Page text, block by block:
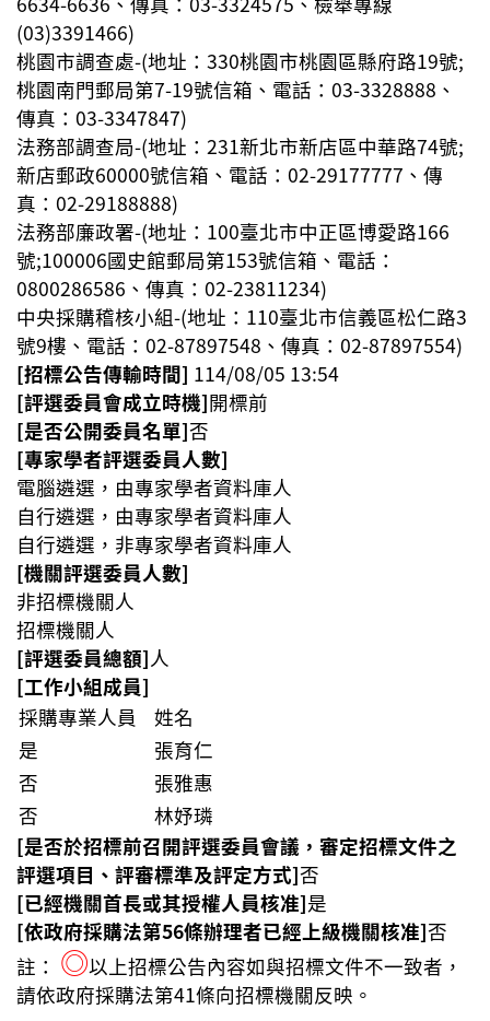
(03)3391466)
桃園市調查處-(地址：330桃園市桃園區縣府路19號;
桃園南門郵局第7-19號信箱、電話：03-3328888、
傳真：03-3347847)
法務部調查局-(地址：231新北市新店區中華路74號;
新店郵政60000號信箱、電話：02-29177777、傳
真：02-29188888)
法務部廉政署-(地址：100臺北市中正區博愛路166
號;100006國史館郵局第153號信箱、電話：
0800286586、傳真：02-23811234)
中央採購稽核小組-(地址：110臺北市信義區松仁路3
號9樓、電話：02-87897548、傳真：02-87897554)
[招標公告傳輸時間] 114/08/05 13:54
[評選委員會成立時機]開標前
[是否公開委員名單]否
[專家學者評選委員人數]
電腦遴選，由專家學者資料庫人
自行遴選，由專家學者資料庫人
自行遴選，非專家學者資料庫人
[機關評選委員人數]
非招標機關人
招標機關人
[評選委員總額]人
[工作小組成員]
採購專業人員
姓名
是
張育仁
否
張雅惠
否
林妤璘
[是否於招標前召開評選委員會議，審定招標文件之
評選項目、評審標準及評定方式]否
[已經機關首長或其授權人員核准]是
[依政府採購法第56條辦理者已經上級機關核准]否
註： ◎以上招標公告內容如與招標文件不一致者，
請依政府採購法第41條向招標機關反映。